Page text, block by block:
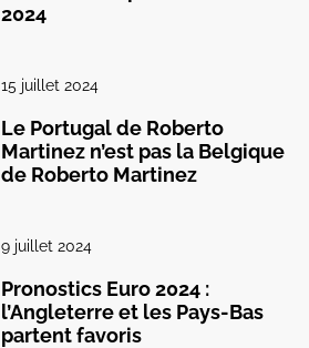
2024
15 juillet 2024
Le Portugal de Roberto
Martinez n’est pas la Belgique
de Roberto Martinez
9 juillet 2024
Pronostics Euro 2024 :
l’Angleterre et les Pays-Bas
partent favoris